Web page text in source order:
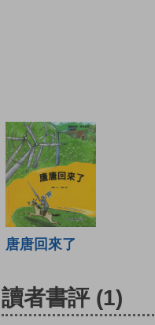
唐唐回來了
讀者書評 (1)